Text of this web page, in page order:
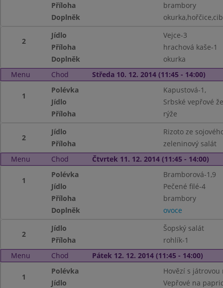
Příloha
brambory
Doplněk
2
Jídlo
Vejce-3
Příloha
hrachová kaše-1
Doplněk
okurka
Menu
Chod Středa 10. 12. 2014 (11:45 - 14:00)
1
Polévka
Kapustová-1,
Jídlo
Srbské vepřové
Příloha
rýže
2
Jídlo
Rizoto ze
Příloha
zeleninový salát
Menu
Chod Čtvrtek 11. 12. 2014 (11:45 - 14:00)
1
Polévka
Bramborová-1,9
Jídlo
Pečené filé-4
Příloha
brambory
Doplněk
ovoce
2
Jídlo
Šopský salát
Příloha
rohlík-1
Menu
Chod Pátek 12. 12. 2014 (11:45 - 14:00)
1
Polévka
Hovězí s játrovou
Jídlo
Vepřové na